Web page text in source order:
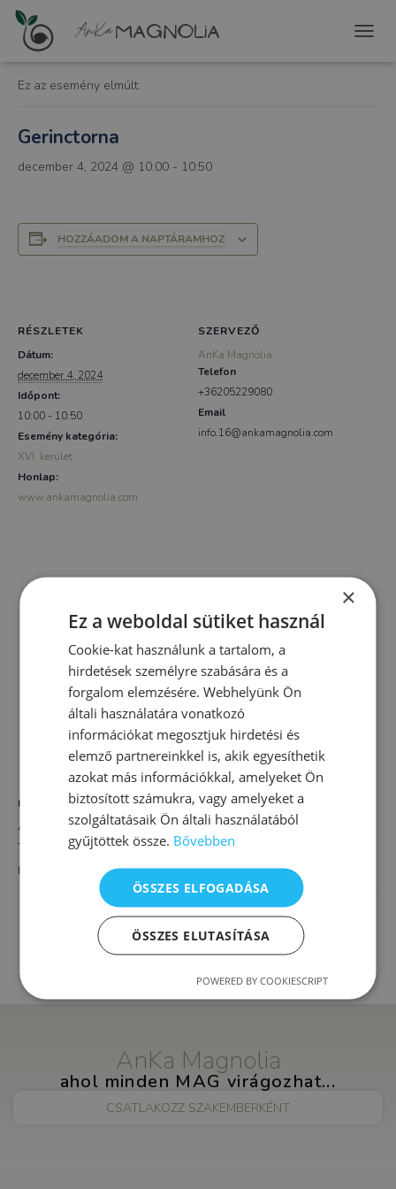
« Összes Események
Ez az esemény elmúlt.
Gerinctorna
december 4, 2024 @ 10:00 - 10:50
HOZZÁADOM A NAPTÁRAMHOZ
RÉSZLETEK
Dátum:
december 4, 2024
Időpont:
10:00 - 10:50
Esemény kategória:
XVI. kerület
Honlap:
www.ankamagnolia.com
SZERVEZŐ
AnKa Magnolia
Telefon
+36205229080
Email
info.16@ankamagnolia.com
HELYSZÍN
AnKa Magnolia XVI.
Thököly út 4.
Budapest
Magyarország+ Google Térkép
Felnőtt klinikai és mentálhigiéniai
szakpszichológia
Iskolaérettségi
vizsgálat
AnKa Magnolia
ahol minden MAG virágozhat...
CSATLAKOZZ SZAKEMBERKÉNT
×
Ez a weboldal sütiket használ
Cookie-kat használunk a tartalom, a
hirdetések személyre szabására és a
forgalom elemzésére. Webhelyünk Ön
általi használatára vonatkozó
információkat megosztjuk hirdetési és
elemző partnereinkkel is, akik egyesíthetik
azokat más információkkal, amelyeket Ön
biztosított számukra, vagy amelyeket a
szolgáltatásaik Ön általi használatából
gyűjtöttek össze. Bővebben
ÖSSZES ELFOGADÁSA
ÖSSZES ELUTASÍTÁSA
POWERED BY COOKIESCRIPT